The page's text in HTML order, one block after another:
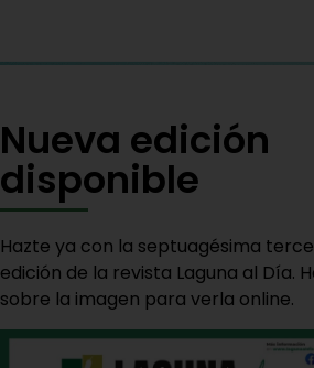
Nueva edición
disponible
Hazte ya con la septuagésima
edición de la revista Laguna al Día.
sobre la imagen para verla online.